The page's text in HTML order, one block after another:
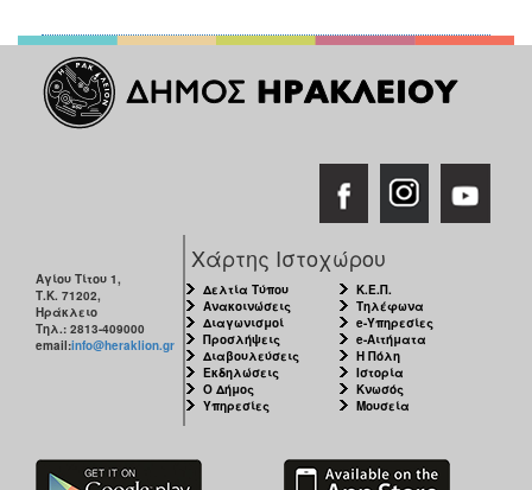
Αγίου Τίτου 1,
Τ.Κ. 71202,
Ηράκλειο
Τηλ.: 2813-409000
email:info@heraklion.gr
Χάρτης Ιστοχώρου
Δελτία Τύπου
Ανακοινώσεις
Διαγωνισμοί
Προσλήψεις
Διαβουλεύσεις
Εκδηλώσεις
Ο Δήμος
Υπηρεσίες
Κ.Ε.Π.
Τηλέφωνα
e-Υπηρεσίες
e-Αιτήματα
Η Πόλη
Ιστορία
Κνωσός
Μουσεία